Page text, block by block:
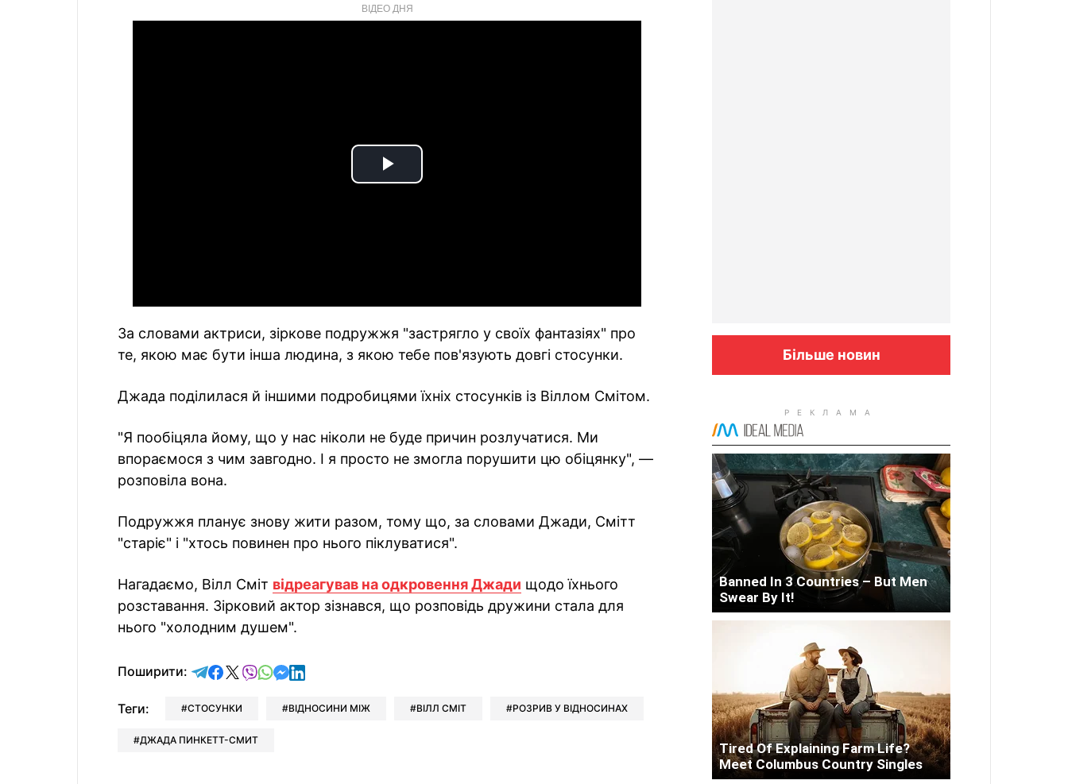
ВІДЕО ДНЯ
Play
За словами актриси, зіркове подружжя "застрягло у своїх фантазіях" про
те, якою має бути інша людина, з якою тебе пов'язують довгі стосунки.
Джада поділилася й іншими подробицями їхніх стосунків із Віллом Смітом.
"Я пообіцяла йому, що у нас ніколи не буде причин розлучатися. Ми
впораємося з чим завгодно. І я просто не змогла порушити цю обіцянку", —
розповіла вона.
Подружжя планує знову жити разом, тому що, за словами Джади, Смітт
"старіє" і "хтось повинен про нього піклуватися".
Нагадаємо, Вілл Сміт відреагував на одкровення Джади щодо їхнього
розставання. Зірковий актор зізнався, що розповідь дружини стала для
нього "холодним душем".
Поширити: відправити у Telegram
поділитись у Facebook
поділитись у X
відправити у Viber
відправити у Whatsapp
відправити у Messenger
відправити у LinkedIn
Теги: СТОСУНКИ ВІДНОСИНИ МІЖ ВІЛЛ СМІТ РОЗРИВ У ВІДНОСИНАХ
ДЖАДА ПИНКЕТТ-СМИТ
Більше новин
Patients Are Quietly Using This
Liver Fix
Banned In 3 Countries – But Men
Swear By It!
Tired Of Explaining Farm Life?
Meet Columbus Country Singles